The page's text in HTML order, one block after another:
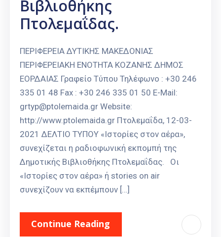
Βιβλιοθήκης
Πτολεμαΐδας.
ΠΕΡΙΦΕΡΕΙΑ ΔΥΤΙΚΗΣ ΜΑΚΕΔΟΝΙΑΣ
ΠΕΡΙΦΕΡΕΙΑΚΗ ΕΝΟΤΗΤΑ ΚΟΖΑΝΗΣ ΔΗΜΟΣ
ΕΟΡΔΑΙΑΣ Γραφείο Τύπου Τηλέφωνο : +30 246
335 01 48 Fax : +30 246 335 01 50 E-Mail:
grtyp@ptolemaida.gr Website:
http://www.ptolemaida.gr Πτολεμαΐδα, 12-03-
2021 ΔΕΛΤΙΟ ΤΥΠΟΥ «Ιστορίες στον αέρα»,
συνεχίζεται η ραδιοφωνική εκπομπή της
Δημοτικής Βιβλιοθήκης Πτολεμαΐδας. Οι
«Ιστορίες στον αέρα» ή stories on air
συνεχίζουν να εκπέμπουν […]
Continue Reading